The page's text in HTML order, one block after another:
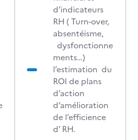
d’indicateurs
RH ( Turn-over,
absentéisme,
dysfonctionne
ments…)
l’estimation du
ROI de plans
d’action
d’amélioration
de l’efficience
d’ RH.